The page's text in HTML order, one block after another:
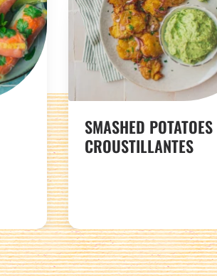
SMASHED POTATOES
CROUSTILLANTES